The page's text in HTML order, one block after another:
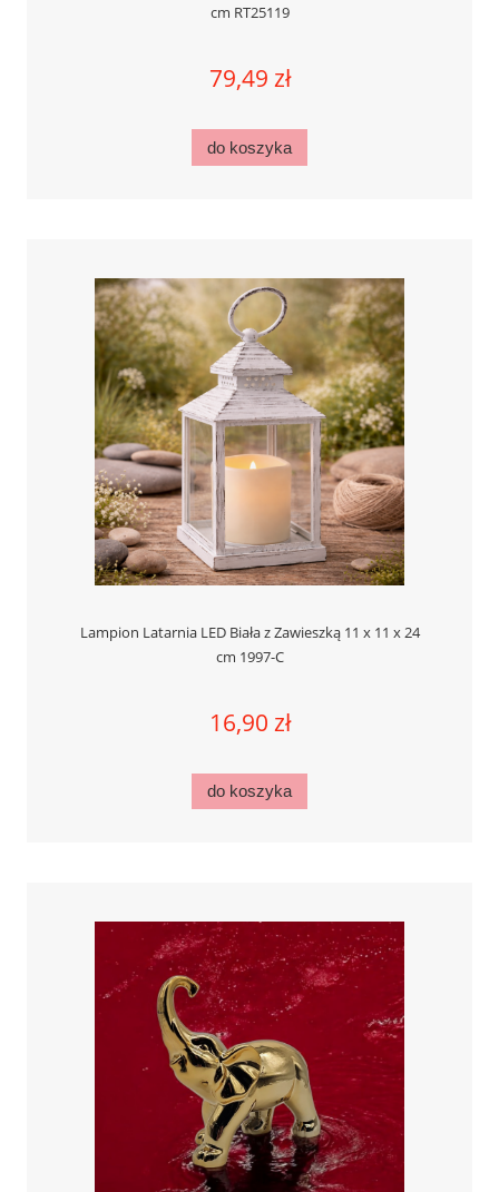
cm RT25119
79,49 zł
do koszyka
Lampion Latarnia LED Biała z Zawieszką 11 x 11 x 24
cm 1997-C
16,90 zł
do koszyka